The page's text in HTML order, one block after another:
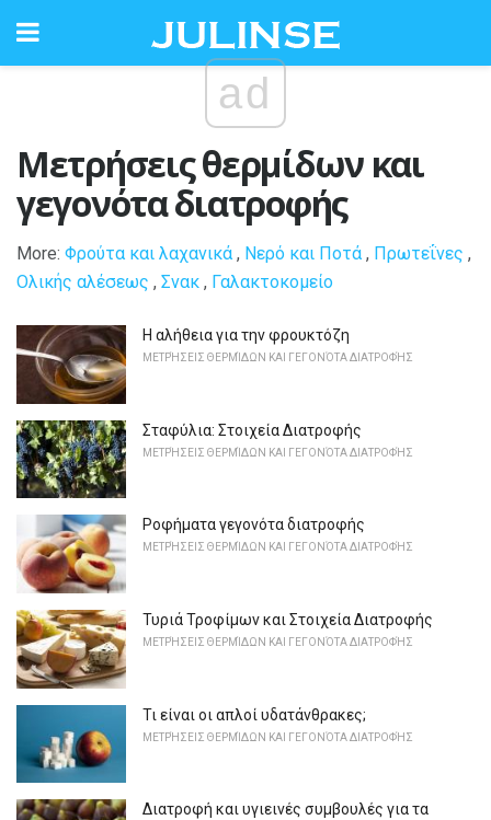
ad
Μετρήσεις θερμίδων και
γεγονότα διατροφής
More: Φρούτα και λαχανικά , Νερό και Ποτά , Πρωτεΐνες ,
Ολικής αλέσεως , Σνακ , Γαλακτοκομείο
Η αλήθεια για την φρουκτόζη
ΜΕΤΡΉΣΕΙΣ ΘΕΡΜΊΔΩΝ ΚΑΙ ΓΕΓΟΝΌΤΑ ΔΙΑΤΡΟΦΉΣ
Σταφύλια: Στοιχεία Διατροφής
ΜΕΤΡΉΣΕΙΣ ΘΕΡΜΊΔΩΝ ΚΑΙ ΓΕΓΟΝΌΤΑ ΔΙΑΤΡΟΦΉΣ
Ροφήματα γεγονότα διατροφής
ΜΕΤΡΉΣΕΙΣ ΘΕΡΜΊΔΩΝ ΚΑΙ ΓΕΓΟΝΌΤΑ ΔΙΑΤΡΟΦΉΣ
Τυριά Τροφίμων και Στοιχεία Διατροφής
ΜΕΤΡΉΣΕΙΣ ΘΕΡΜΊΔΩΝ ΚΑΙ ΓΕΓΟΝΌΤΑ ΔΙΑΤΡΟΦΉΣ
Τι είναι οι απλοί υδατάνθρακες;
ΜΕΤΡΉΣΕΙΣ ΘΕΡΜΊΔΩΝ ΚΑΙ ΓΕΓΟΝΌΤΑ ΔΙΑΤΡΟΦΉΣ
Διατροφή και υγιεινές συμβουλές για τα